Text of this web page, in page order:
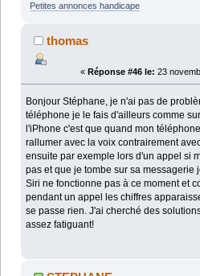
Petites annonces handicape
thomas
« Réponse #46 le: 23
Bonjour Stéphane, je n'ai pas de
téléphone je le fais d'ailleurs comme
l'iPhone c'est que quand mon
rallumer avec la voix contrairement
ensuite par exemple lors d'un appel si
pas et que je tombe sur sa messagerie
Siri ne fonctionne pas à ce moment et
pendant un appel les chiffres
se passe rien. J'ai cherché des
assez fatiguant!